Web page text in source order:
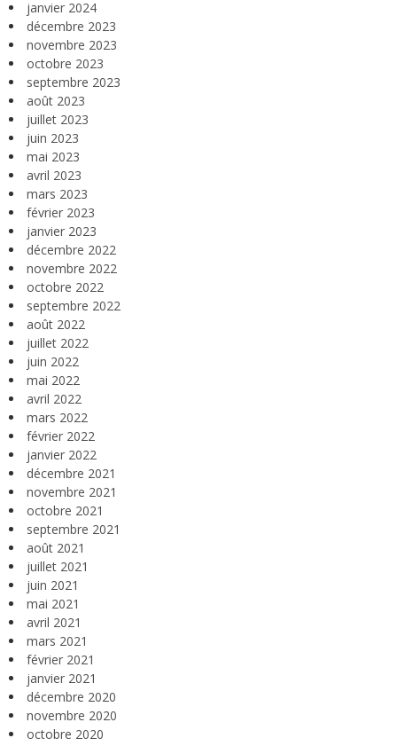
janvier 2024
décembre 2023
novembre 2023
octobre 2023
septembre 2023
août 2023
juillet 2023
juin 2023
mai 2023
avril 2023
mars 2023
février 2023
janvier 2023
décembre 2022
novembre 2022
octobre 2022
septembre 2022
août 2022
juillet 2022
juin 2022
mai 2022
avril 2022
mars 2022
février 2022
janvier 2022
décembre 2021
novembre 2021
octobre 2021
septembre 2021
août 2021
juillet 2021
juin 2021
mai 2021
avril 2021
mars 2021
février 2021
janvier 2021
décembre 2020
novembre 2020
octobre 2020